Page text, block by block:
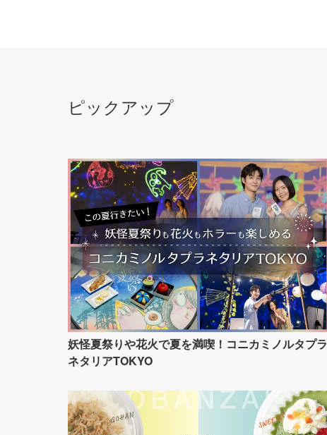
ピックアップ
妖怪夏祭りや花火で夏を満喫！コニカミノルタプラ
ネタリアTOKYO